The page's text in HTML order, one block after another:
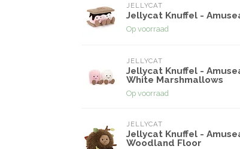
JELLYCAT
Jellycat Knuffel -
Op voorraad
JELLYCAT
Jellycat Knuffel -
White Marshmallows
Op voorraad
JELLYCAT
Jellycat Knuffel -
Woodland Floor